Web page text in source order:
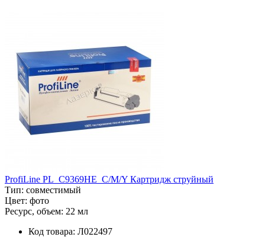
ProfiLine PL_C9369HE_C/M/Y Картридж струйный
Тип: совместимый
Цвет: фото
Ресурс, объем: 22 мл
Код товара: Л022497